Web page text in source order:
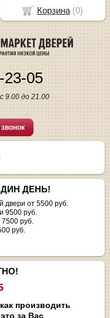
23-05
9.00 до 21.00
ДЕНЬ!
двери от 5500 руб.
9500 руб.
руб.
руб.
производить
за Вас
Корзина(0)